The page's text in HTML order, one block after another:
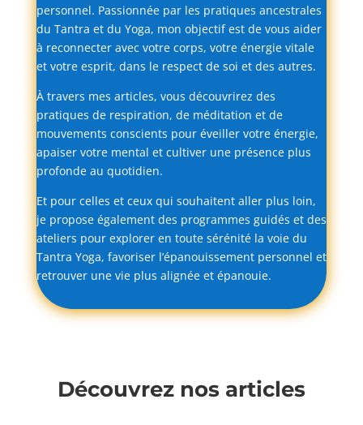
personnel. Passionnée par les pratiques ancestrales
du Tantra et du Yoga, mon objectifest de vous aider
à reconnecter avec votre corps, votre énergie vitale
et votre esprit, dans le respect de soi et des autres.
À travers mes articles, vous découvrirez des
pratiques de respiration, de méditation et de
mouvements conscients pour éveiller votre énergie,
apaiser votre mental et cultiver une présence plus
profonde au quotidien.
Et pour celles et ceux qui souhaitent aller plus loin,
je propose également des programmes guidés et des
ateliers pour explorer en toute sérénité la voie du
Tantra Yoga, favoriser l’épanouissement personnel et
retrouver une vie plus alignée et épanouie.
Découvrez nos articles